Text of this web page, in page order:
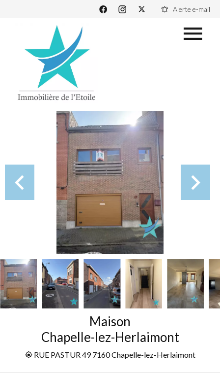
Alerte e-mail
Maison
Chapelle-lez-Herlaimont
RUE PASTUR 49 7160 Chapelle-lez-Herlaimont